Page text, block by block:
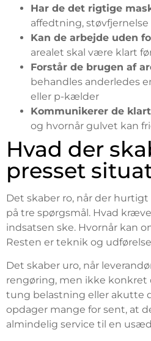
Har de det rigtige
affedtning,
Kan de arbejde uden
arealet skal være klart
Forstår de brugen af
behandles anderledes
eller p-kælder
Kommunikerer de klart
og hvornår gulvet kan
Hvad der
presset
Det skaber ro, når der
på tre spørgsmål. Hvad
indsatsen ske. Hvornår kan
Resten er teknik og
Det skaber uro, når
rengøring, men ikke konkret
tung belastning eller akutte
opdager mange for sent, at
almindelig service til en